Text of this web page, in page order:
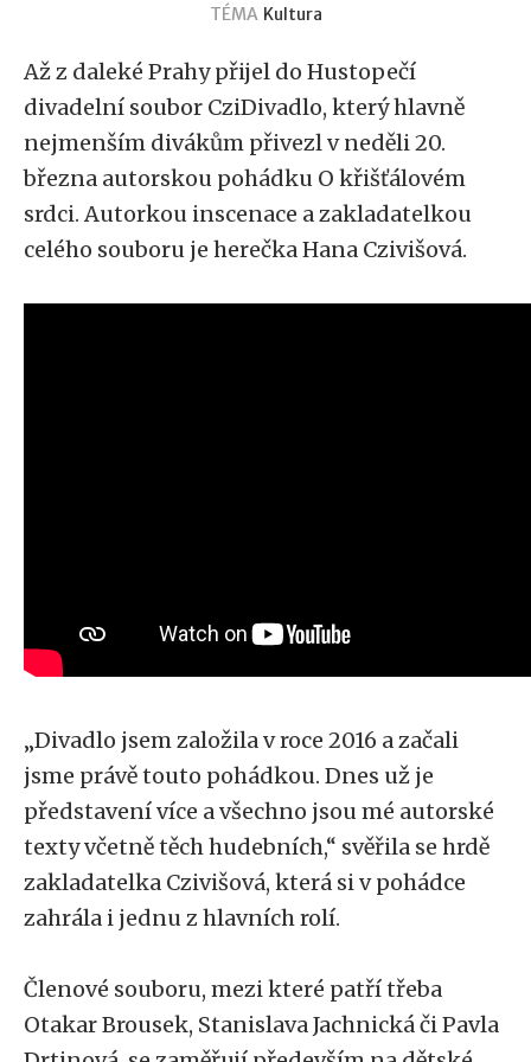
TÉMA Kultura
Až z daleké Prahy přijel do Hustopečí
divadelní soubor CziDivadlo, který hlavně
nejmenším divákům přivezl v neděli 20.
března autorskou pohádku O křišťálovém
srdci. Autorkou inscenace a zakladatelkou
celého souboru je herečka Hana Czivišová.
„Divadlo jsem založila v roce 2016 a začali
jsme právě touto pohádkou. Dnes už je
představení více a všechno jsou mé autorské
texty včetně těch hudebních,“ svěřila se hrdě
zakladatelka Czivišová, která si v pohádce
zahrála i jednu z hlavních rolí.
Členové souboru, mezi které patří třeba
Otakar Brousek, Stanislava Jachnická či Pavla